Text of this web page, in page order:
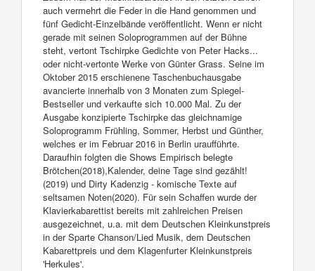
auch vermehrt die Feder in die Hand genommen und
fünf Gedicht-Einzelbände veröffentlicht. Wenn er nicht
gerade mit seinen Soloprogrammen auf der Bühne
steht, vertont Tschirpke Gedichte von Peter Hacks...
oder nicht-vertonte Werke von Günter Grass. Seine im
Oktober 2015 erschienene Taschenbuchausgabe
avancierte innerhalb von 3 Monaten zum Spiegel-
Bestseller und verkaufte sich 10.000 Mal. Zu der
Ausgabe konzipierte Tschirpke das gleichnamige
Soloprogramm Frühling, Sommer, Herbst und Günther,
welches er im Februar 2016 in Berlin uraufführte.
Daraufhin folgten die Shows Empirisch belegte
Brötchen(2018),Kalender, deine Tage sind gezählt!
(2019) und Dirty Kadenzig - komische Texte auf
seltsamen Noten(2020). Für sein Schaffen wurde der
Klavierkabarettist bereits mit zahlreichen Preisen
ausgezeichnet, u.a. mit dem Deutschen Kleinkunstpreis
in der Sparte Chanson/Lied Musik, dem Deutschen
Kabarettpreis und dem Klagenfurter Kleinkunstpreis
'Herkules'.